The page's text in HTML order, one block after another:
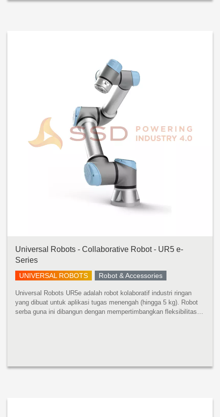
Universal Robots - Collaborative Robot - UR5 e-
Series
UNIVERSAL ROBOTS Robot & Accessories
Universal Robots UR5e adalah robot kolaboratif industri ringan
yang dibuat untuk aplikasi tugas menengah (hingga 5 kg). Robot
serba guna ini dibangun dengan mempertimbangkan fleksibilitas